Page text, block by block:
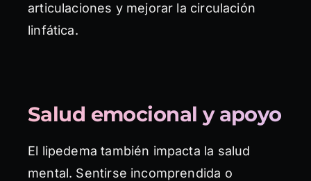
articulaciones y mejorar la circulación
linfática.
Salud emocional y apoyo
El lipedema también impacta la salud
mental. Sentirse incomprendida o